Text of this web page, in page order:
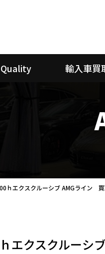
輸入車買
ｈエクスクルーシブ AMGライン
エクスクルー